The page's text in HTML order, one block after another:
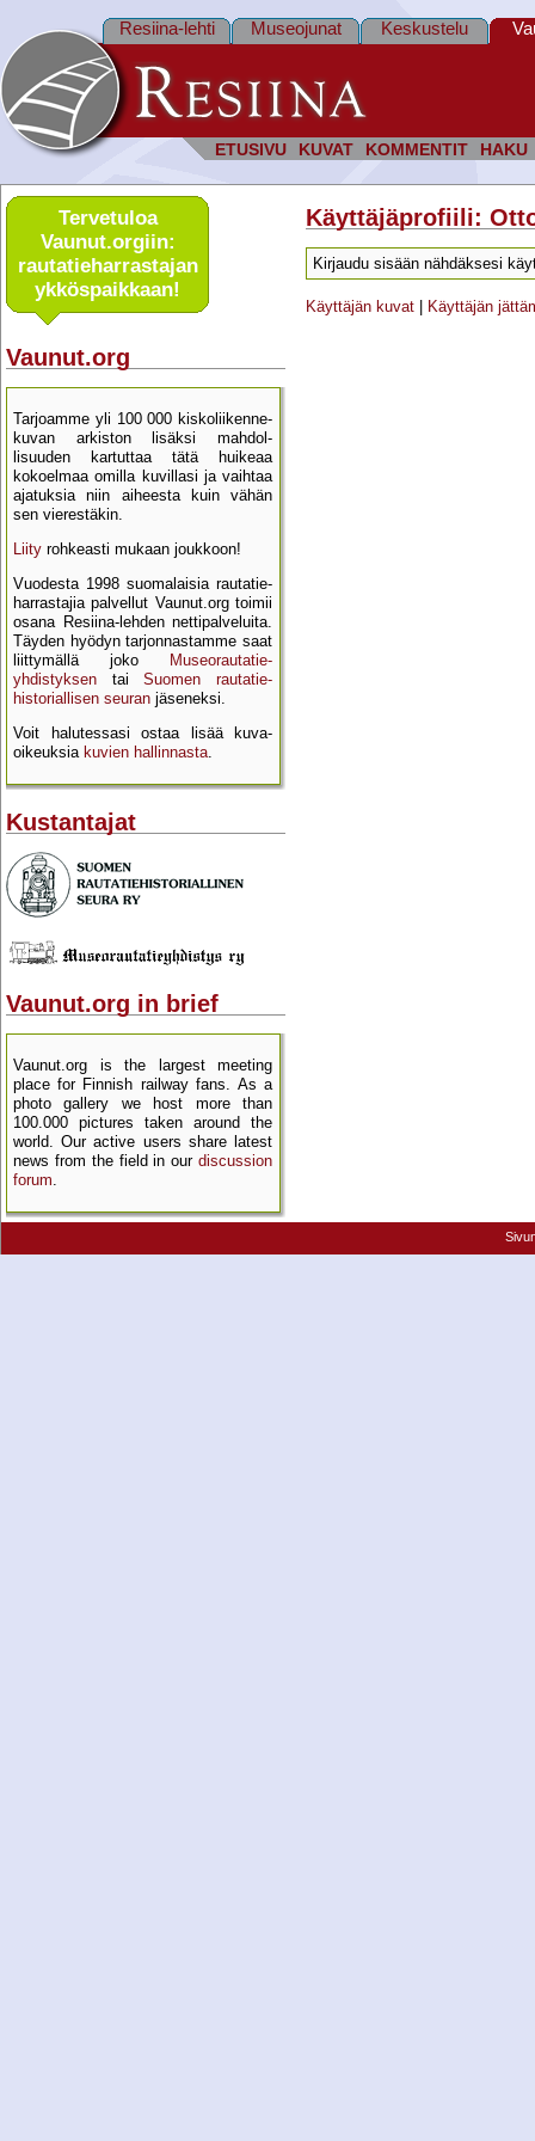
ETUSIVU KUVAT KOMMENTIT HAKU
Resiina-lehti Museojunat Keskustelu
Tervetuloa
Vaunut.orgiin:
rautatie­harrastajan
ykkös­paikkaan!
Vaunut.org
Tarjoamme yli 100 000 kisko­liikenne­
kuvan arkiston lisäksi mahdol­
lisuuden kartu­ttaa tätä huikeaa
kokoelmaa omilla kuvillasi ja vaihtaa
ajatuksia niin aiheesta kuin vähän
sen vierestäkin.
Liity rohkeasti mukaan joukkoon!
Vuodesta 1998 suomalaisia rautatie­
harrastajia palvellut Vaunut.org toimii
osana Resiina-lehden netti­palveluita.
Täyden hyödyn tarjon­nastamme saat
liittymällä joko
Museo­rautatie­
yhdistyksen tai Suomen rautatie­
historial­lisen seuran jäseneksi.
Voit halutessasi ostaa lisää kuva­
oikeuksia kuvien hallinnasta.
Kustantajat
Vaunut.org in brief
Vaunut.org is the largest meeting
place for Finnish railway fans. As a
photo gallery we host more than
100.000 pictures taken around the
world. Our active users share latest
news from the field in our discussion
forum
Käyttäjäprofiili:
Kirjaudu sisään nähdäksesi
Käyttäjän kuvat Käyttäjän